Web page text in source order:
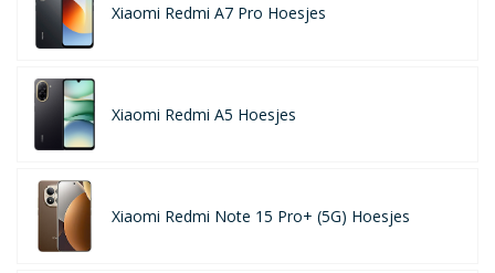
Xiaomi Redmi A7 Pro Hoesjes
Xiaomi Redmi A5 Hoesjes
Xiaomi Redmi Note 15 Pro+ (5G) Hoesjes